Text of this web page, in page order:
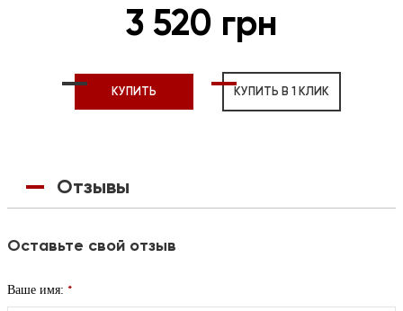
3 520 грн
КУПИТЬ КУПИТЬ В 1 КЛИК
Отзывы
Оставьте свой отзыв
Ваше имя: *